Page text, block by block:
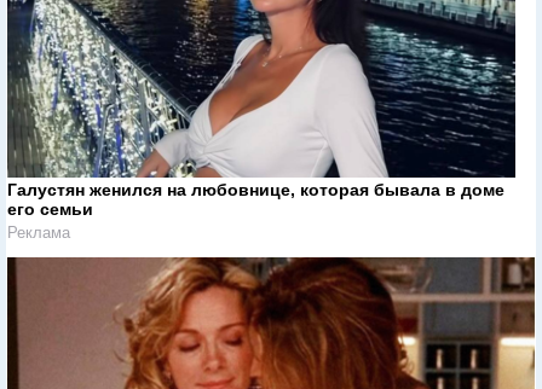
Галустян женился на любовнице, которая бывала в доме
его семьи
Реклама